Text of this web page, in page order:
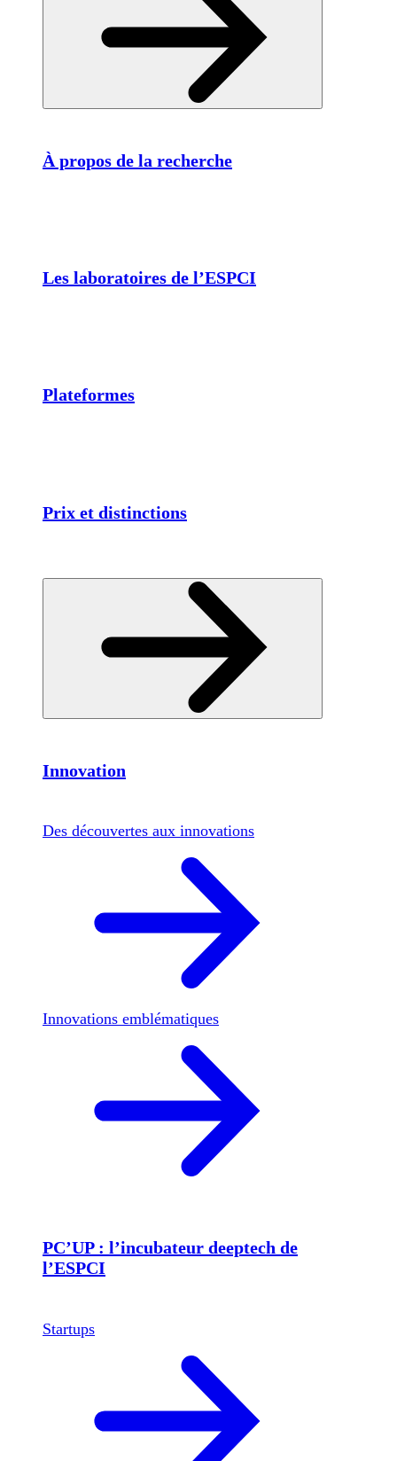
À propos de la recherche
Les laboratoires de l’ESPCI
Plateformes
Prix et distinctions
Innovation
Des découvertes aux innovations
Innovations emblématiques
PC’UP : l’incubateur deeptech de
l’ESPCI
Startups